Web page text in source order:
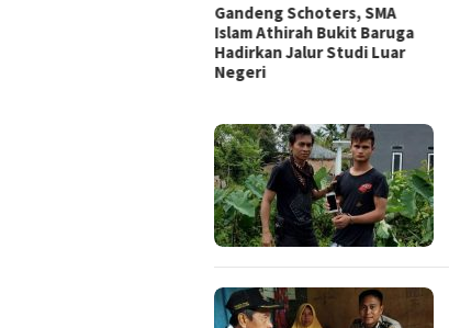
Gandeng Schoters, SMA
Islam Athirah Bukit Baruga
Hadirkan Jalur Studi Luar
Negeri
KOMA.CO.ID